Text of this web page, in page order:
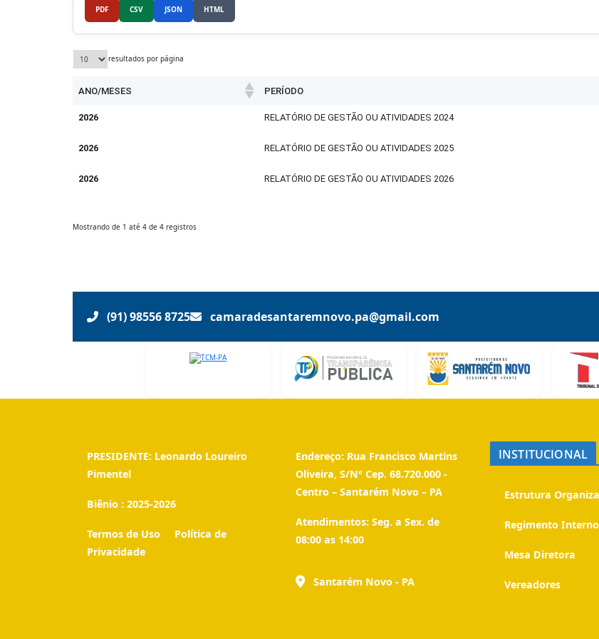
PDF CSV JSON HTML
resultados por página
ANO/MESES PERÍODO
2026 RELATÓRIO DE GESTÃO OU ATIVIDADES 2024
2026 RELATÓRIO DE GESTÃO OU ATIVIDADES 2025
2026 RELATÓRIO DE GESTÃO OU ATIVIDADES 2026
Mostrando de 1 até 4 de 4 registros
(91) 98556 8725 camaradesantaremnovo.pa@gmail.com
PRESIDENTE: Leonardo Loureiro
Pimentel
Biênio : 2025-2026
Termos de Uso
Política de
Privacidade
Endereço: Rua Francisco Martins
Oliveira, S/Nº Cep. 68.720.000 -
Centro – Santarém Novo – PA
Atendimentos: Seg. a Sex. de
08:00 as 14:00
Santarém Novo - PA
INSTITUCIONAL
Estrutura
Regimento Interno
Mesa Diretora
Vereadores